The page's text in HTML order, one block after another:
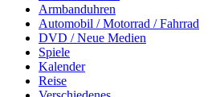
Armbanduhren
Automobil / Motorrad / Fahrrad
DVD / Neue Medien
Spiele
Kalender
Reise